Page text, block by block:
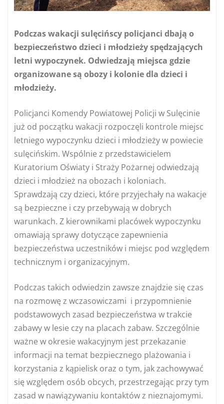
Podczas wakacji sulęcińscy policjanci dbają o
bezpieczeństwo dzieci i młodzieży spędzających
letni wypoczynek. Odwiedzają miejsca gdzie
organizowane są obozy i kolonie dla dzieci i
młodzieży.
Policjanci Komendy Powiatowej Policji w Sulęcinie
już od początku wakacji rozpoczęli kontrole miejsc
letniego wypoczynku dzieci i młodzieży w powiecie
sulęcińskim. Wspólnie z przedstawicielem
Kuratorium Oświaty i Straży Pożarnej odwiedzają
dzieci i młodzież na obozach i koloniach.
Sprawdzają czy dzieci, które przyjechały na wakacje
są bezpieczne i czy przebywają w dobrych
warunkach. Z kierownikami placówek wypoczynku
omawiają sprawy dotyczące zapewnienia
bezpieczeństwa uczestników i miejsc pod względem
technicznym i organizacyjnym.
Podczas takich odwiedzin zawsze znajdzie się czas
na rozmowę z wczasowiczami i przypomnienie
podstawowych zasad bezpieczeństwa w trakcie
zabawy w lesie czy na placach zabaw. Szczególnie
ważne w okresie wakacyjnym jest przekazanie
informacji na temat bezpiecznego plażowania i
korzystania z kąpielisk oraz o tym, jak zachowywać
się względem osób obcych, przestrzegając przy tym
zasad w nawiązywaniu kontaktów z nieznajomymi.